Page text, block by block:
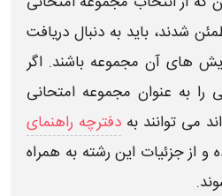
شدند، باید به دنبال دریافت
های آن مجموعه باشند. اگر
را به عنوان مجموعه امتحانی
می توانند به دفترچه راهنمای
و از جزئیات این رشتهبه همراه